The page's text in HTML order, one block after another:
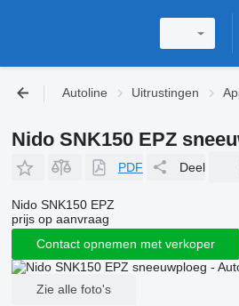
Autoline Uitrustingen
Nido SNK150 EPZ
PDF Deel
Nido SNK150 EPZ
prijs op aanvraag
Contact opnemen met verkoper
Zie alle foto's